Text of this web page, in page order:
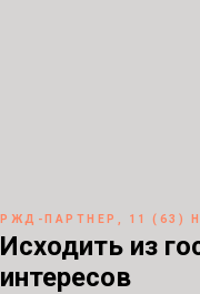
РЖД-ПАРТНЕР, 11 (63)
Исходить из
интересов